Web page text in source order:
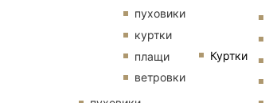
Куртки
пуховики
куртки
плащи
ветровки